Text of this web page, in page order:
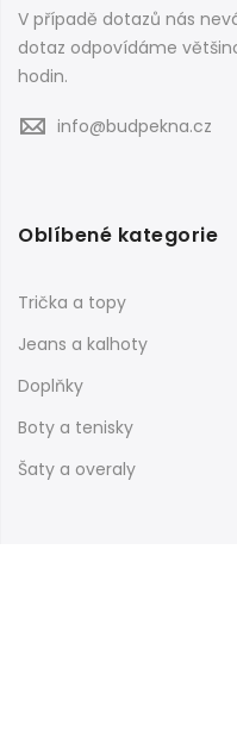
V případě dotazů nás
dotaz odpovídáme
hodin.
info@budpekna.cz
Oblíbené kategorie
Trička a topy
Jeans a kalhoty
Doplňky
Boty a tenisky
Šaty a overaly